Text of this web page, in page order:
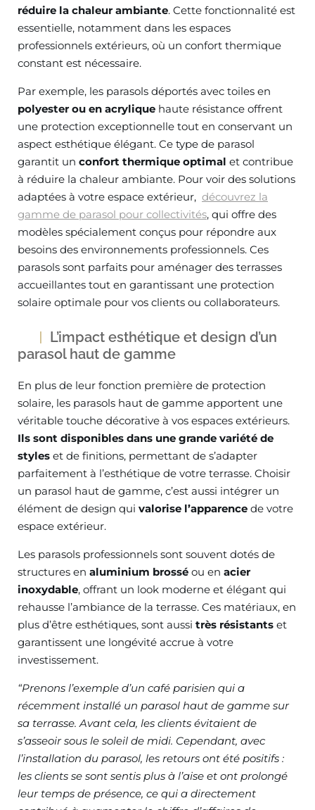
réduire la chaleur ambiante. Cette fonctionnalité est
essentielle, notamment dans les espaces
professionnels extérieurs, où un confort thermique
constant est nécessaire.
Par exemple, les parasols déportés avec toiles en
polyester ou en acrylique haute résistance offrent
une protection exceptionnelle tout en conservant un
aspect esthétique élégant. Ce type de parasol
garantit un confort thermique optimal et contribue
à réduire la chaleur ambiante. Pour voir des solutions
adaptées à votre espace extérieur, découvrez la
gamme de parasol pour collectivités, qui offre des
modèles spécialement conçus pour répondre aux
besoins des environnements professionnels. Ces
parasols sont parfaits pour aménager des terrasses
accueillantes tout en garantissant une protection
solaire optimale pour vos clients ou collaborateurs.
L’impact esthétique et design d’un
parasol haut de gamme
En plus de leur fonction première de protection
solaire, les parasols haut de gamme apportent une
véritable touche décorative à vos espaces extérieurs.
Ils sont disponibles dans une grande variété de
styles et de finitions, permettant de s’adapter
parfaitement à l’esthétique de votre terrasse. Choisir
un parasol haut de gamme, c’est aussi intégrer un
élément de design qui valorise l’apparence de votre
espace extérieur.
Les parasols professionnels sont souvent dotés de
structures en aluminium brossé ou en acier
inoxydable, offrant un look moderne et élégant qui
rehausse l’ambiance de la terrasse. Ces matériaux, en
plus d’être esthétiques, sont aussi très résistants et
garantissent une longévité accrue à votre
investissement.
“Prenons l’exemple d’un café parisien qui a
récemment installé un parasol haut de gamme sur
sa terrasse. Avant cela, les clients évitaient de
s’asseoir sous le soleil de midi. Cependant, avec
l’installation du parasol, les retours ont été positifs :
les clients se sont sentis plus à l’aise et ont prolongé
leur temps de présence, ce qui a directement